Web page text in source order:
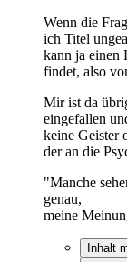
Wenn die
ich Titel
kann ja einen
findet, also
Mir ist da
eingefallen
keine Geister
der an die
"Manche
genau,
meine
Inhalt